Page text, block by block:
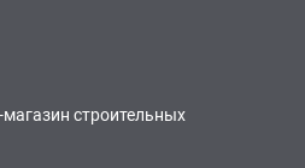
строительных